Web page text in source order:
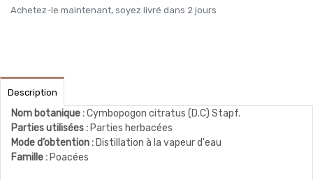
Achetez-le maintenant, soyez livré dans 2 jours
Description
Nom botanique :Cymbopogon citratus (D.C) Stapf.
Parties utilisées : Parties herbacées
Mode d’obtention : Distillation à la vapeur d'eau
Famille : Poacées